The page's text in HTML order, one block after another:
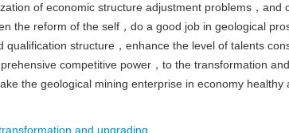
of economic structure adjustment problems，and
the reform of the self，do a good job in geological
structure，enhance the level of talents
competitive power，to the transformation
the geological mining enterprise in economy healthy
and upgrading